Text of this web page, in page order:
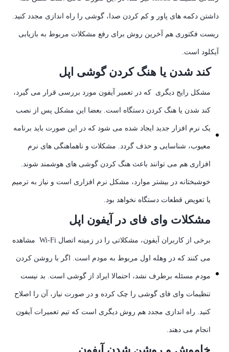
داشتن دکمه های پاور و کم کردن صدا، گوشی را راه اندازی مجدد کنید.
ریست فکتوری هم آخرین روش برای رفع مشکلات مربوط به بازیابی
آیکلود است.
کند شدن یا هنگ کردن گوشی اپل
مشکل رایج دیگری که در تعمیر آیفون مورد بررسی قرار می گیرد،
کند شدن یا هنگ کردن دستگاه است. بعضا این مشکل پس از نصب
یک نرم افزار جدید ایجاد شده می شود که در این صورت باید برنامه
معیوب، شناسایی و حذف گردد. مشکلات و ناهماهنگی های نرم
افزاری هم می توانند باعث هنگ کردن گوشی های هوشمند شوند.
خوشبختانه در بیشتر موارد، مشکل نرم افزاری است و نیاز به ترمیم
یا تعویض قطعات دستگاه نخواهد بود.
مشکلات وای فای در آیفون اپل
برخی از کاربران آیفون، مشکلاتی را در زمینه اتصال Wi-Fi مشاهده
می کنند که در وهله اول مربوط به مودم است. اگر با روشن کردن
مودم مسئله برطرف نشد، احتمالا ایراد از گوشی است. بد نیست
تنظیمات وای فای گوشی را چک کرده و در صورت نیاز، آن را اصلاح
کنید. راه اندازی مجدد هم روش دیگری است که تیم تعمیرات آیفون
انجام می دهند.